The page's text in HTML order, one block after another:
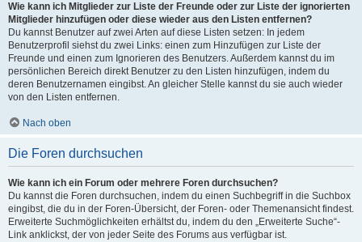
Wie kann ich Mitglieder zur Liste der Freunde oder zur Liste der ignorierten
Mitglieder hinzufügen oder diese wieder aus den Listen entfernen?
Du kannst Benutzer auf zwei Arten auf diese Listen setzen: In jedem
Benutzerprofil siehst du zwei Links: einen zum Hinzufügen zur Liste der
Freunde und einen zum Ignorieren des Benutzers. Außerdem kannst du im
persönlichen Bereich direkt Benutzer zu den Listen hinzufügen, indem du
deren Benutzernamen eingibst. An gleicher Stelle kannst du sie auch wieder
von den Listen entfernen.
Nach oben
Die Foren durchsuchen
Wie kann ich ein Forum oder mehrere Foren durchsuchen?
Du kannst die Foren durchsuchen, indem du einen Suchbegriff in die Suchbox
eingibst, die du in der Foren-Übersicht, der Foren- oder Themenansicht findest.
Erweiterte Suchmöglichkeiten erhältst du, indem du den „Erweiterte Suche“-
Link anklickst, der von jeder Seite des Forums aus verfügbar ist.